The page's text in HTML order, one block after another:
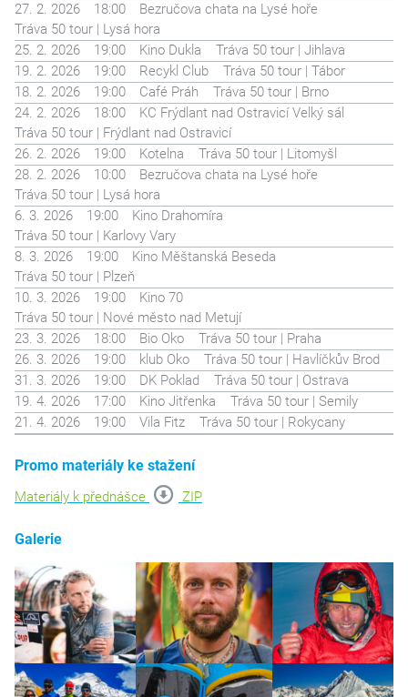
27. 2. 2026
18:00
Bezručova chata na Lysé hoře
Tráva 50 tour | Lysá hora
25. 2. 2026
19:00 Kino Dukla
Tráva 50 tour | Jihlava
19. 2. 2026
19:00 Recykl Club
Tráva 50 tour | Tábor
18. 2. 2026
19:00 Café Práh
Tráva 50 tour | Brno
24. 2. 2026
18:00
KC Frýdlant nad Ostravicí Velký sál
Tráva 50 tour | Frýdlant nad Ostravicí
26. 2. 2026
19:00 Kotelna
Tráva 50 tour | Litomyšl
28. 2. 2026
10:00
Bezručova chata na Lysé hoře
Tráva 50 tour | Lysá hora
6. 3. 2026
19:00
Kino Drahomíra
Tráva 50 tour | Karlovy Vary
8. 3. 2026
19:00
Kino Měštanská Beseda
Tráva 50 tour | Plzeň
10. 3. 2026
19:00
Kino 70
Tráva 50 tour | Nové město nad Metují
23. 3. 2026
18:00 Bio Oko
Tráva 50 tour | Praha
26. 3. 2026
19:00 klub Oko
Tráva 50 tour | Havlíčkův Brod
31. 3. 2026
19:00 DK Poklad
Tráva 50 tour | Ostrava
19. 4. 2026
17:00 Kino Jitřenka
Tráva 50 tour | Semily
21. 4. 2026
19:00 Vila Fitz Tráva 50 tour | Rokycany
Promo materiály ke stažení
Materiály k přednášce ZIP
Galerie